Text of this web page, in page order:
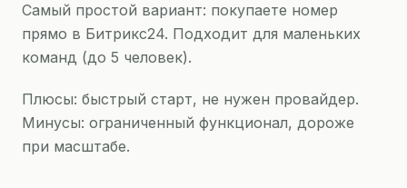
Самый простой вариант: покупаете номер
прямо в Битрикс24. Подходит для маленьких
команд (до 5 человек).
Плюсы: быстрый старт, не нужен провайдер.
Минусы: ограниченный функционал, дороже
при масштабе.